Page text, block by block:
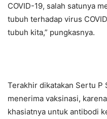
COVID-19, salah satunya
tubuh terhadap virus
tubuh kita,” pungkasnya.
Terakhir dikatakan Sertu P
menerima vaksinasi,
khasiatnya untuk antibodi